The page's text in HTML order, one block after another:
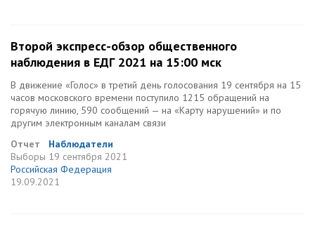
Второй экспресс-обзор общественного
наблюдения в ЕДГ 2021 на 15:00 мск
В движение «Голос» в третий день голосования 19 сентября на 15
часов московского времени поступило 1215 обращений на
горячую линию, 590 сообщений — на «Карту нарушений» и по
другим электронным каналам связи
Отчет
Наблюдатели
Выборы 19 сентября 2021
Российская Федерация
19.09.2021